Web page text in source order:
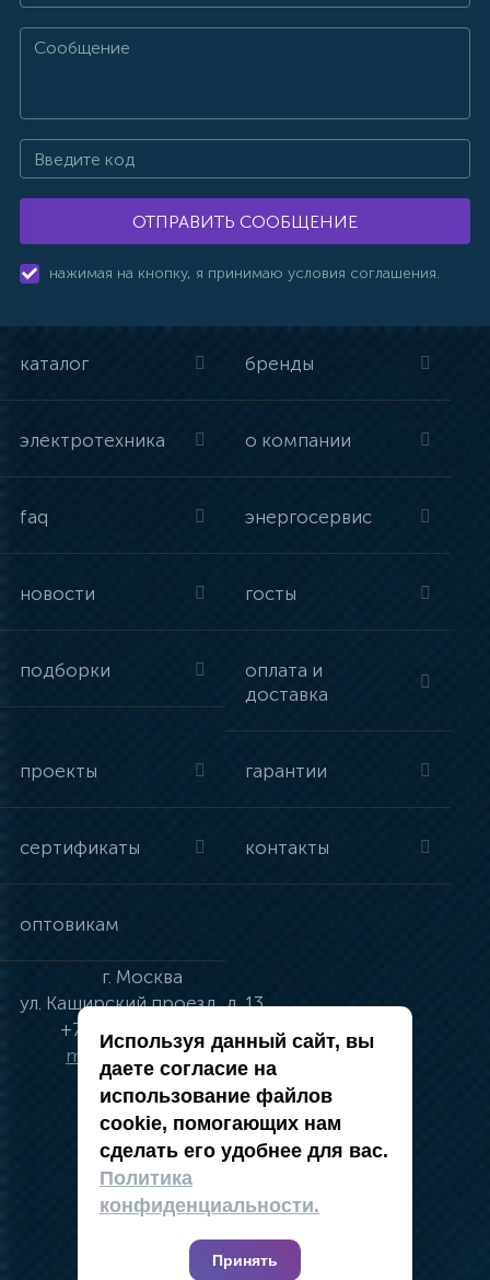
ОТПРАВИТЬ СООБЩЕНИЕ
нажимая на кнопку, я принимаю условия соглашения.
каталог бренды
электротехника о компании
faq энергосервис
новости госты
подборки
оплата и
доставка
проекты гарантии
сертификаты контакты
оптовикам
г. Москва
ул. Каширский проезд, д. 13
+7 (495) 134-41-83
moskva@vincci.ru
политика в отношении обработки
персональных данных
публичная оферта
карта сайта
Используя данный сайт, вы
даете согласие на
использование файлов
cookie, помогающих нам
сделать его удобнее для вас.
Политика
конфиденциальности.
Принять